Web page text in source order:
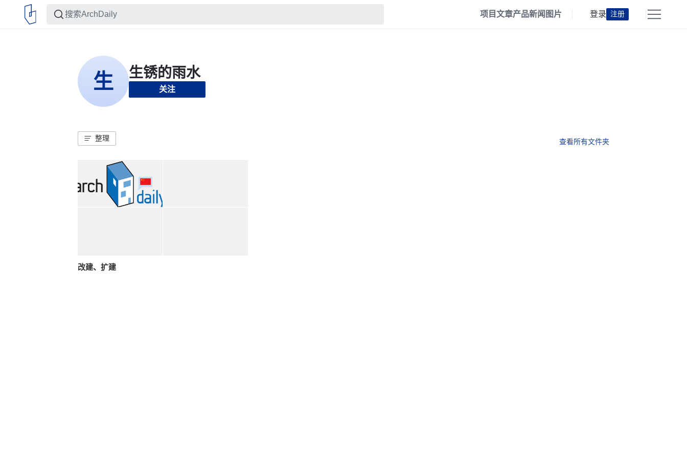
项目文章产品新闻 图片 登录 注册
关注
整理 查看所有文件夹
改建、扩建